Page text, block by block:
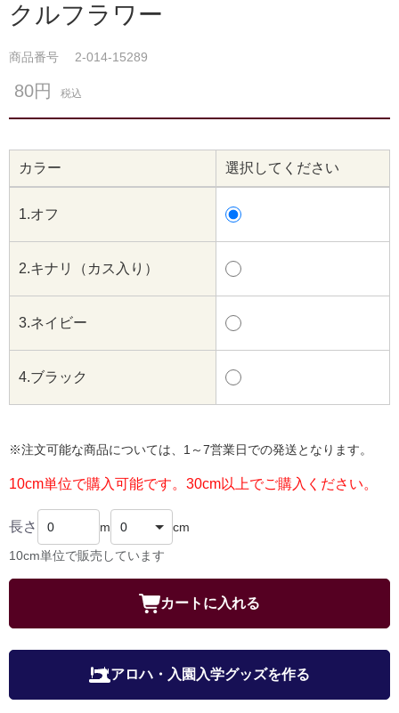
クルフラワー
商品番号 2-014-15289
80円 税込
カラー 選択してください
1.オフ
2.キナリ（カス入り）
3.ネイビー
4.ブラック
※注文可能な商品については、1～7営業日での発送となります。
10cm単位で購入可能です。30cm以上でご購入ください。
長さ m cm
10cm単位で販売しています
カートに入れる
アロハ・入園入学グッズを作る